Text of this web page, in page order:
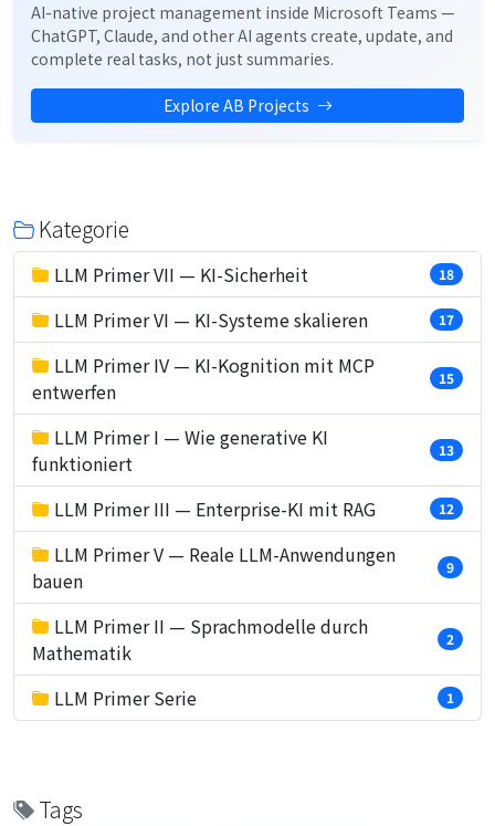
AI-native project management inside Microsoft Teams —
ChatGPT, Claude, and other AI agents create, update, and
complete real tasks, not just summaries.
Explore AB Projects
Kategorie
LLM Primer VII — KI-Sicherheit 18
LLM Primer VI — KI-Systeme skalieren 17
LLM Primer IV — KI-Kognition mit MCP
entwerfen
15
LLM Primer I — Wie generative KI
funktioniert
13
LLM Primer III — Enterprise-KI mit RAG 12
LLM Primer V — Reale LLM-Anwendungen
bauen
9
LLM Primer II — Sprachmodelle durch
Mathematik
2
LLM Primer Serie 1
Tags